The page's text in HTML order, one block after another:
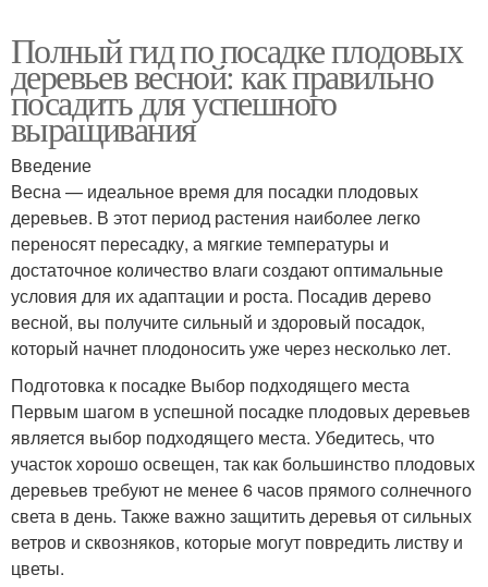
Полный гид по посадке плодовых
деревьев весной: как правильно
посадить для успешного
выращивания
Введение
Весна — идеальное время для посадки плодовых
деревьев. В этот период растения наиболее легко
переносят пересадку, а мягкие температуры и
достаточное количество влаги создают оптимальные
условия для их адаптации и роста. Посадив дерево
весной, вы получите сильный и здоровый посадок,
который начнет плодоносить уже через несколько лет.
Подготовка к посадке Выбор подходящего места
Первым шагом в успешной посадке плодовых деревьев
является выбор подходящего места. Убедитесь, что
участок хорошо освещен, так как большинство плодовых
деревьев требуют не менее 6 часов прямого солнечного
света в день. Также важно защитить деревья от сильных
ветров и сквозняков, которые могут повредить листву и
цветы.